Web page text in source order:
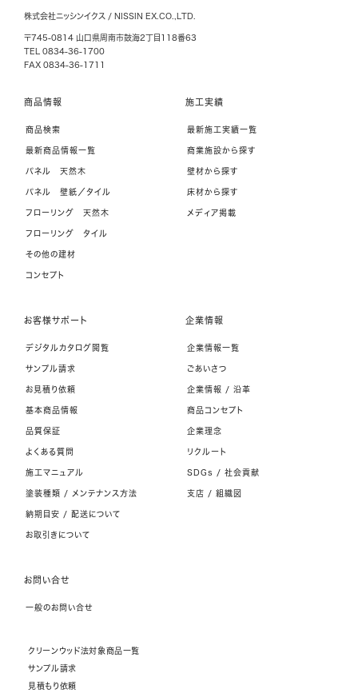
株式会社ニッシンイクス / NISSIN EX.CO.,LTD.
〒745-0814 山口県周南市鼓海2丁目118番63
TEL 0834-36-1700
FAX 0834-36-1711
商品情報
商品検索
最新商品情報一覧
パネル 天然木
パネル 壁紙／タイル
フローリング 天然木
フローリング タイル
その他の建材
コンセプト
施工実績
最新施工実績一覧
商業施設から探す
壁材から探す
床材から探す
メディア掲載
お客様サポート
デジタルカタログ閲覧
サンプル請求
お見積り依頼
基本商品情報
品質保証
よくある質問
施工マニュアル
塗装種類 / メンテナンス方法
納期目安 / 配送について
お取引きについて
企業情報
企業情報一覧
ごあいさつ
企業情報 / 沿革
商品コンセプト
企業理念
リクルート
SDGs / 社会貢献
支店 / 組織図
お問い合せ
一般のお問い合せ
クリーンウッド法対象商品一覧
サンプル請求
見積もり依頼